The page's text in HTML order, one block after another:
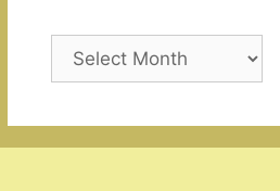
Archives